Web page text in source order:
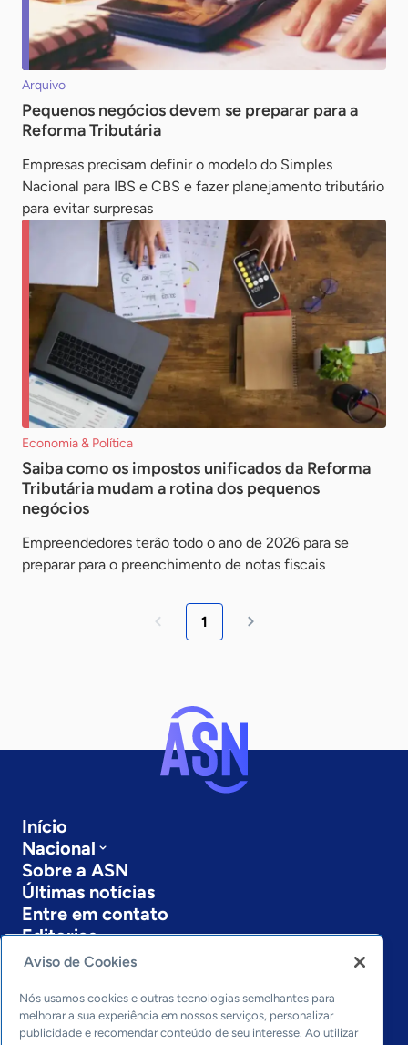
Arquivo
Pequenos negócios devem se preparar para a
Reforma Tributária
Empresas precisam definir o modelo do Simples
Nacional para IBS e CBS e fazer planejamento tributário
para evitar surpresas
Economia & Política
Saiba como os impostos unificados da Reforma
Tributária mudam a rotina dos pequenos
negócios
Empreendedores terão todo o ano de 2026 para se
preparar para o preenchimento de notas fiscais
1
Início
Nacional
Sobre a ASN
Últimas notícias
Entre em contato
Editorias
Economia & Política
Inovação & Tecnologia
Cultura empreendedora
Dados
Aviso de Cookies
Nós usamos cookies e outras tecnologias semelhantes para
melhorar a sua experiência em nossos serviços, personalizar
publicidade e recomendar conteúdo de seu interesse. Ao utilizar